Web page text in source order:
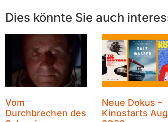
Dies könnte Sie auch
Vom
Durchbrechen des
Neue Dokus –
Kinostarts